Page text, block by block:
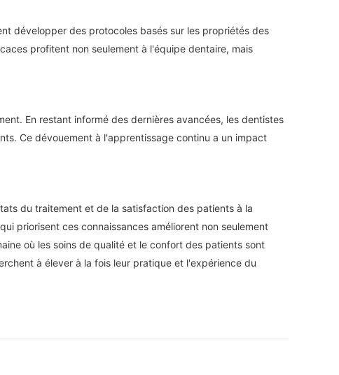
développer des protocoles basés sur les propriétés des
profitent non seulement à l'équipe dentaire, mais
En restant informé des dernières avancées, les dentistes
Ce dévouement à l'apprentissage continu a un impact
du traitement et de la satisfaction des patients à la
priorisent ces connaissances améliorent non seulement
où les soins de qualité et le confort des patients sont
à élever à la fois leur pratique et l'expérience du